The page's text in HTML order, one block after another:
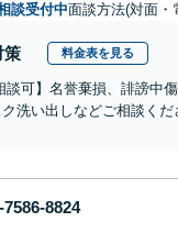
談受付中面談方法(対面・
策 料金表を見る
談可】名誉棄損、誹謗中
洗い出しなどご相談く